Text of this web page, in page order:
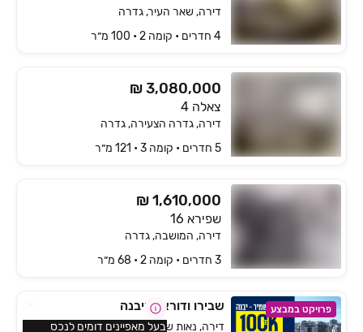
דירה, שאר העיר, גדרה
4 חדרים • קומה ‎2‏ • 100 מ״ר
₪ 3,080,000
צאלה 4
דירה, גדרה הצעירה, גדרה
5 חדרים • קומה ‎3‏ • 121 מ״ר
₪ 1,610,000
שפירא 16
דירה, המושבה, גדרה
3 חדרים • קומה ‎2‏ • 68 מ״ר
פרויקט במבצע שבירו ודוראל ביבנה
דירה, נאות שמיר, יבנהבעל מאפיינים דומים לנכס